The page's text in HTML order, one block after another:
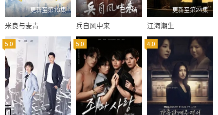
更新至第13集
米良与麦青
已完结
兵自风中来
更新至第24集
江海潮生
5.0 5.0 4.0